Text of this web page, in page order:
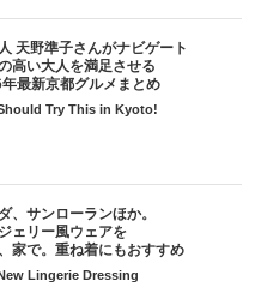
天野準子さんがナビゲート
高い大人を満足させる
最新京都グルメまとめ
Try This in Kyoto!
、サンローランほか。
ェリー風ウェアを
家で。重ね着にもおすすめ
Lingerie Dressing